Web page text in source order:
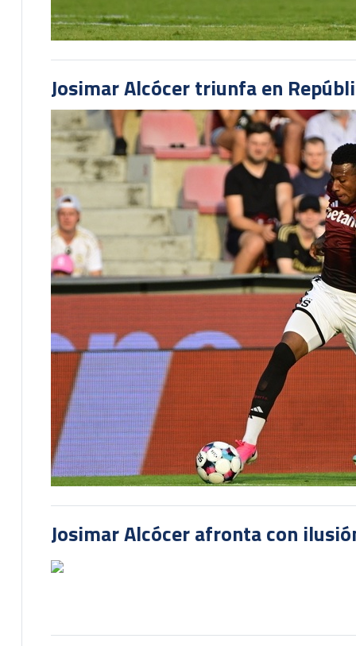
Josimar Alcócer triunfa en
Josimar Alcócer afronta con